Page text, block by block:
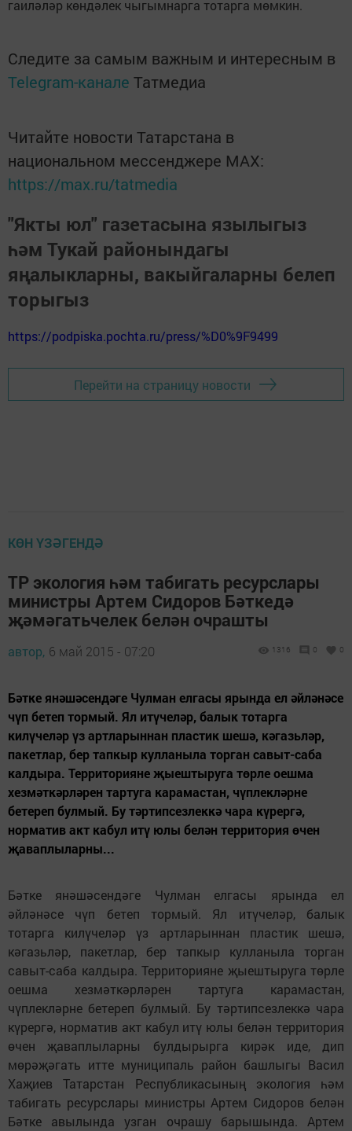
гаиләләр көндәлек чыгымнарга тотарга мөмкин.
Следите за самым важным и интересным в
Telegram-канале Татмедиа
Читайте новости Татарстана в
национальном мессенджере MАХ:
https://max.ru/tatmedia
"Якты юл" газетасына язылыгыз
һәм Тукай районындагы
яңалыкларны, вакыйгаларны белеп
торыгыз
https://podpiska.pochta.ru/press/%D0%9F9499
Перейти на страницу новости
КӨН ҮЗӘГЕНДӘ
ТР экология һәм табигать ресурслары
министры Артем Сидоров Бәткедә
җәмәгатьчелек белән очрашты
автор, 6 май 2015 - 07:20 1316 0 0
Бәтке янәшәсендәге Чулман елгасы ярында ел әйләнәсе
чүп бетеп тормый. Ял итүчеләр, балык тотарга
килүчеләр үз артларыннан пластик шешә, кәгазьләр,
пакетлар, бер тапкыр кулланыла торган савыт-саба
калдыра. Территорияне җыештыруга төрле оешма
хезмәткәрләрен тартуга карамастан, чүплекләрне
бетереп булмый. Бу тәртипсезлеккә чара күрергә,
норматив акт кабул итү юлы белән территория өчен
җаваплыларны...
Бәтке янәшәсендәге Чулман елгасы ярында ел
әйләнәсе чүп бетеп тормый. Ял итүчеләр, балык
тотарга килүчеләр үз артларыннан пластик шешә,
кәгазьләр, пакетлар, бер тапкыр кулланыла торган
савыт-саба калдыра. Территорияне җыештыруга төрле
оешма хезмәткәрләрен тартуга карамастан,
чүплекләрне бетереп булмый. Бу тәртипсезлеккә чара
күрергә, норматив акт кабул итү юлы белән территория
өчен җаваплыларны булдырырга кирәк иде, дип
мөрәҗәгать итте муниципаль район башлыгы Васил
Хаҗиев Татарстан Республикасының экология һәм
табигать ресурслары министры Артем Сидоров белән
Бәтке авылында узган очрашу барышында. Артем